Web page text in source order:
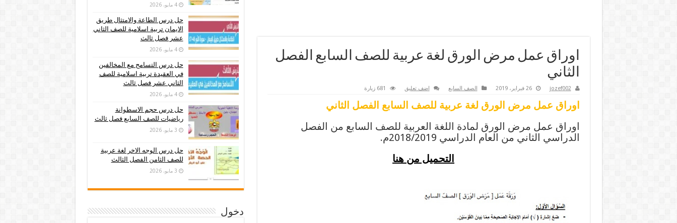
اوراق عمل مرض الورق لغة عربية للصف السابع الفصل
الثاني
jozef002 26 فبراير، 2019 الصف السابع اضف تعليق 681 زيارة
اوراق عمل مرض الورق لغة عربية للصف السابع الفصل الثاني
اوراق عمل مرض الورق لمادة اللغة العربية للصف السابع من الفصل
الدراسي الثاني من العام الدراسي 2018/2019م.
التحميل من هنا
4 مايو، 2026
حل درس الطاعة والامتثال طريق
الايمان تربية اسلامية للصف الثاني
عشر فصل ثالث
4 مايو، 2026
حل درس التسامح مع المخالفين
في العقيدة تربية اسلامية للصف
الثاني عشر فصل ثالث
4 مايو، 2026
حل درس حجم الاسطوانة
رياضيات للصف السابع فصل ثالث
3 مايو، 2026
حل درس الوجه الاخر لغة عربية
للصف الثامن الفصل الثالث
3 مايو، 2026
دخول